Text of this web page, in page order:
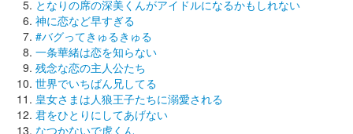
となりの席の深美くんがアイドルになるかもしれない
神に恋など早すぎる
#バグってきゅるきゅる
一条華緒は恋を知らない
残念な恋の主人公たち
世界でいちばん兄してる
皇女さまは人狼王子たちに溺愛される
君をひとりにしてあげない
なつかないで虎くん